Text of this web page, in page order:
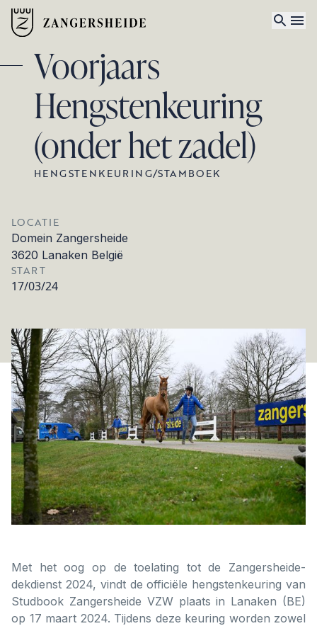
Voorjaars
Hengstenkeuring
(onder het zadel)
HENGSTENKEURING/STAMBOEK
LOCATIE
Domein Zangersheide
3620 Lanaken België
START
17/03/24
Met het oog op de toelating tot de Zangersheide-
dekdienst 2024, vindt de officiële hengstenkeuring van
Studbook Zangersheide VZW plaats in Lanaken (BE)
op 17 maart 2024. Tijdens deze keuring worden zowel